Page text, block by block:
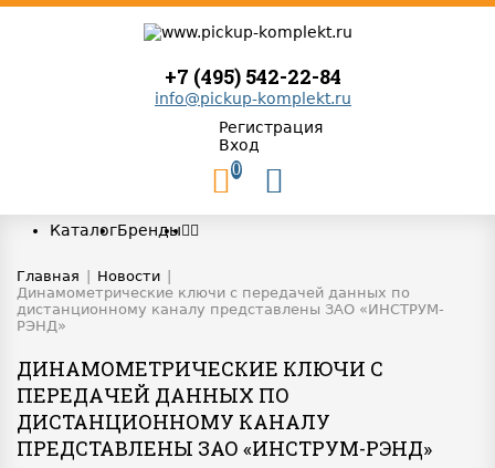
+7 (495) 542-22-84
info@pickup-komplekt.ru
Регистрация
Вход
0
КаталогБренды
Главная Новости
Динамометрические ключи с передачей данных по
дистанционному каналу представлены ЗАО «ИНСТРУМ-
РЭНД»
ДИНАМОМЕТРИЧЕСКИЕ КЛЮЧИ С
ПЕРЕДАЧЕЙ ДАННЫХ ПО
ДИСТАНЦИОННОМУ КАНАЛУ
ПРЕДСТАВЛЕНЫ ЗАО «ИНСТРУМ-РЭНД»